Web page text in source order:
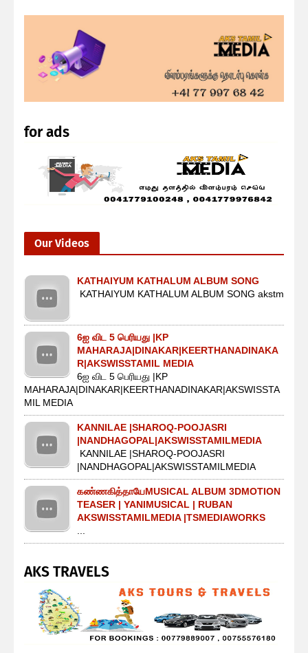
for ads
Our Videos
KATHAIYUM KATHALUM ALBUM SONG
KATHAIYUM KATHALUM ALBUM SONG akstm
6ஐ விட 5 பெரியது |KP
MAHARAJA|DINAKAR|KEERTHANADINAKA
R|AKSWISSTAMIL MEDIA
6ஐ விட 5 பெரியது |KP
MAHARAJA|DINAKAR|KEERTHANADINAKAR|AKSWISSTA
MIL MEDIA
KANNILAE |SHAROQ-POOJASRI
|NANDHAGOPAL|AKSWISSTAMILMEDIA
KANNILAE |SHAROQ-POOJASRI
|NANDHAGOPAL|AKSWISSTAMILMEDIA
கண்ணகித்தாயேMUSICAL ALBUM 3DMOTION
TEASER | YANIMUSICAL | RUBAN
AKSWISSTAMILMEDIA |TSMEDIAWORKS
...
AKS TRAVELS